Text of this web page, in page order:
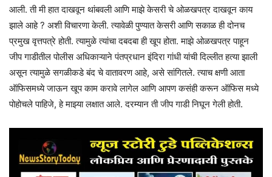
आली. ती मी हात दाखवून थांबवली आणि माझे केसरी चे ओळखपत्र दाखवून काय
झाले आहे ? अशी विचारणा केली. त्यावेळी पुण्यात केसरी आणि सकाळ ही दोनच
प्रमुख वृत्तपत्रे होती. त्यामुळे त्यांचा दबदबा ही खूप होता. माझे ओळखपत्र पाहून
जीप गाडीतील पोलीस अधिकाऱ्याने पंतप्रधान इंदिरा गांधी यांची दिल्लीत हत्या झाली
असून त्यामुळे सगळीकडे बंद चे वातावरण आहे, असे सांगितले. त्याच क्षणी आता
ऑफिसमध्ये जाऊन खूप काम करावे लागेल आणि आपण कसंही करून ऑफिस मध्ये
पोहोचले पाहिजे, हे माझ्या लक्षात आले. दरम्यान ती जीप गाडी निघून गेली होती.